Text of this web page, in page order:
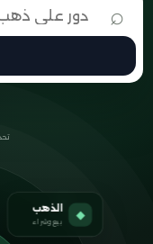
⌕
◆ الذهب
بيع وشراء